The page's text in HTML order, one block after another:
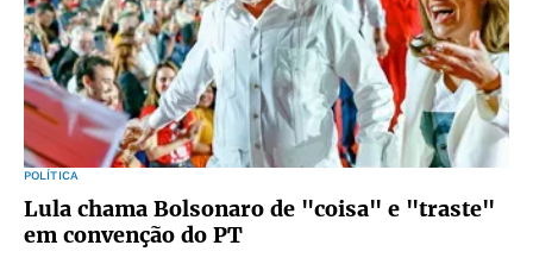
POLÍTICA
Lula chama Bolsonaro de "coisa" e "traste"
em convenção do PT